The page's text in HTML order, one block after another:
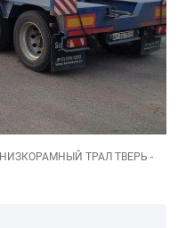
НИЗКОРАМНЫЙ ТРАЛ ТВЕРЬ -